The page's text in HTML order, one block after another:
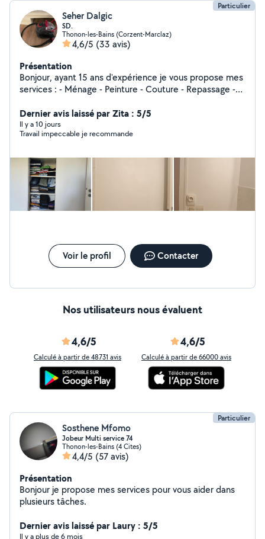
Particulier
Seher Dalgic
SD.
Thonon-les-Bains (Corzent-Marclaz)
4,6/5 (33 avis)
Présentation
Bonjour, ayant 15 ans d'expérience je vous propose mes
services : - Ménage - Peinture - Couture - Repassage -
avec ma machine Karcher Je suis une personne très
sérieuse, soignée et appliquée dans mon travail.
Travailler propre
Dernier avis laissé par Zita : 5/5
Il y a 10 jours
Travail impeccable je recommande
Voir le profil Contacter
Nos utilisateurs nous évaluent
4,6/5
Calculé à partir de 48731 avis
4,6/5
Calculé à partir de 66000 avis
Particulier
Sosthene Mfomo
Jobeur Multi service 74
Thonon-les-Bains (4 Cites)
4,4/5 (57 avis)
Présentation
Bonjour je propose mes services pour vous aider dans
plusieurs tâches.
Dernier avis laissé par Laury : 5/5
Il y a plus de 6 mois